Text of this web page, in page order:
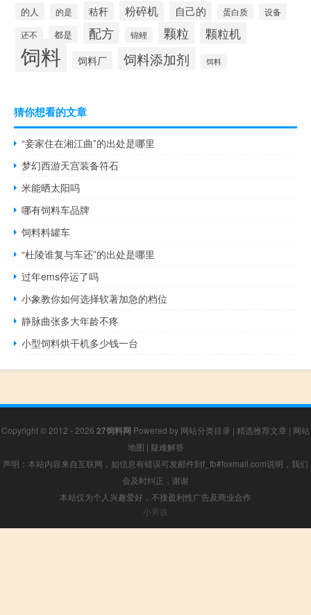
的人 的是 秸秆 粉碎机 自己的 蛋白质 设备
还不 都是 配方 锦鲤 颗粒 颗粒机
饲料 饲料厂 饲料添加剂 饵料
猜你想看的文章
“妾家住在湘江曲”的出处是哪里
梦幻西游天宫装备符石
米能晒太阳吗
哪有饲料车品牌
饲料料罐车
“杜陵谁复与车还”的出处是哪里
过年ems停运了吗
小象教你如何选择软著加急的档位
静脉曲张多大年龄不疼
小型饲料烘干机多少钱一台
Copyright © 2012 - 2026 27饲料网 Powered by 网站分类目录 | 精选推荐文章 | 网站
地图 | 疑难解答
声明：本站内容来自互联网，如信息有错误可发邮件到f_fb#foxmail.com说明，我们
会及时纠正，谢谢
本站仅为个人兴趣爱好，不接盈利性广告及商业合作
小男孩